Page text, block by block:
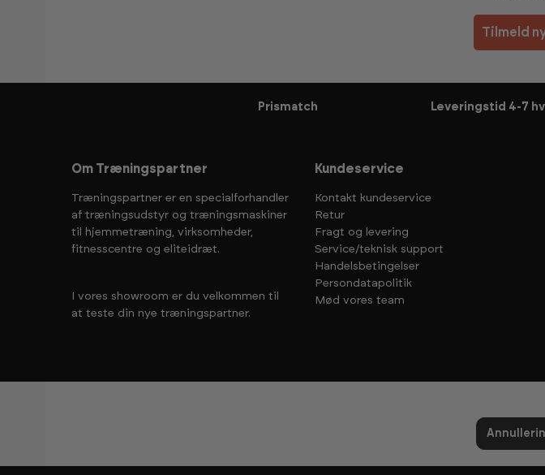
Tilmeld
Prismatch Leveringstid 4-7
Om Træningspartner
Træningspartner er en specialforhandler
af træningsudstyr og træningsmaskiner
til hjemmetræning, virksomheder,
fitnesscentre og eliteidræt.
I vores showroom er du velkommen til
at teste din nye træningspartner.
Kundeservice
Kontakt kundeservice
Retur
Fragt og levering
Service/teknisk support
Handelsbetingelser
Persondatapolitik
Mød vores team